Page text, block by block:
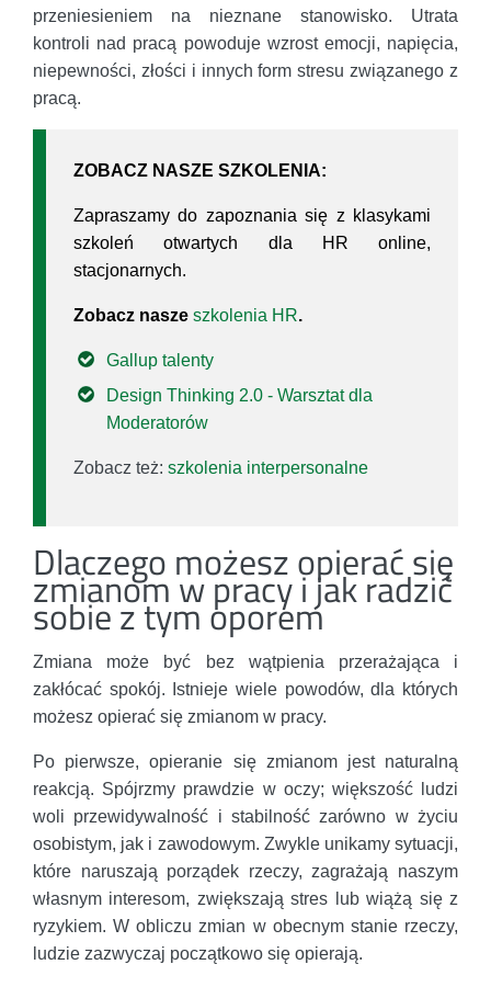
przeniesieniem na nieznane stanowisko. Utrata
kontroli nad pracą powoduje wzrost emocji, napięcia,
niepewności, złości i innych form stresu związanego z
pracą.
ZOBACZ NASZE SZKOLENIA:
Zapraszamy do zapoznania się z klasykami
szkoleń otwartych dla HR online,
stacjonarnych.
Zobacz nasze szkolenia HR.
Gallup talenty
Design Thinking 2.0 - Warsztat dla
Moderatorów
Zobacz też: szkolenia interpersonalne
Dlaczego możesz opierać się
zmianom w pracy i jak radzić
sobie z tym oporem
Zmiana może być bez wątpienia przerażająca i
zakłócać spokój. Istnieje wiele powodów, dla których
możesz opierać się zmianom w pracy.
Po pierwsze, opieranie się zmianom jest naturalną
reakcją. Spójrzmy prawdzie w oczy; większość ludzi
woli przewidywalność i stabilność zarówno w życiu
osobistym, jak i zawodowym. Zwykle unikamy sytuacji,
które naruszają porządek rzeczy, zagrażają naszym
własnym interesom, zwiększają stres lub wiążą się z
ryzykiem. W obliczu zmian w obecnym stanie rzeczy,
ludzie zazwyczaj początkowo się opierają.